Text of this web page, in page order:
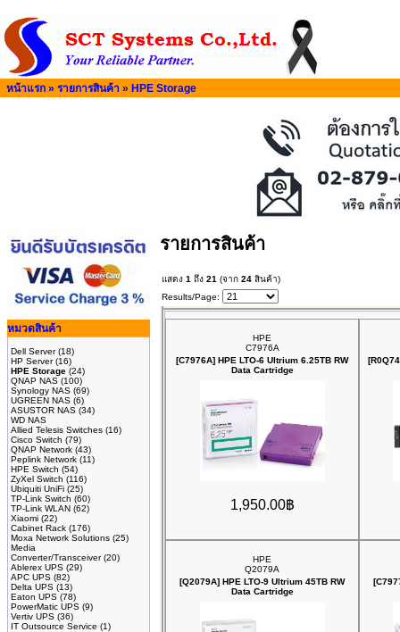
หน้าแรก » รายการสินค้า » HPE Storage
หมวดสินค้า
Dell Server(18)
HP Server(16)
HPE Storage (24)
QNAP NAS (100)
Synology NAS (69)
UGREEN NAS (6)
ASUSTOR NAS (34)
WD NAS
Allied Telesis Switches (16)
Cisco Switch (79)
QNAP Network (43)
Peplink Network (11)
HPE Switch (54)
ZyXel Switch (116)
Ubiquiti UniFi (25)
TP-Link Switch (60)
TP-Link WLAN (62)
Xiaomi (22)
Cabinet Rack (176)
Moxa Network Solutions (25)
Media
Converter/Transceiver(20)
Ablerex UPS (29)
APC UPS (82)
Delta UPS (13)
Eaton UPS (78)
PowerMatic UPS (9)
Vertiv UPS (36)
IT Outsource Service (1)
รายการสินค้า
แสดง 1 ถึง 21 (จาก 24 สินค้า)
Results/Page:
HPE
C7976A
[C7976A] HPE LTO‑6 Ultrium 6.25TB RW
Data Cartridge
1,950.00฿
HPE
Q2079A
[Q2079A] HPE LTO‑9 Ultrium 45TB RW
Data Cartridge